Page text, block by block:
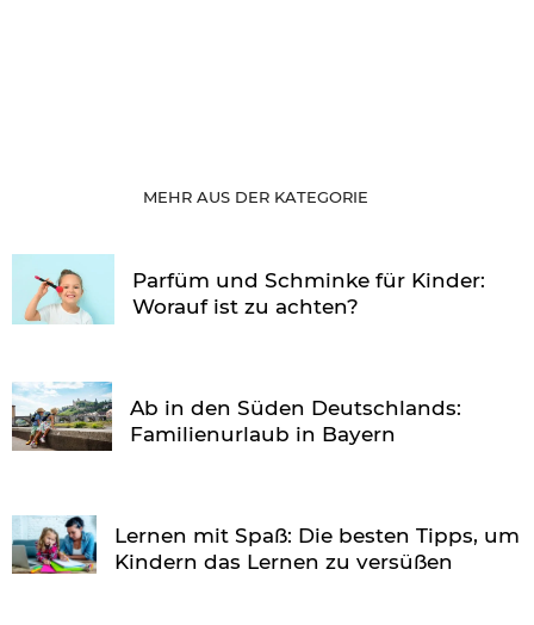
MEHR AUS DER KATEGORIE
Parfüm und Schminke für Kinder:
Worauf ist zu achten?
Ab in den Süden Deutschlands:
Familienurlaub in Bayern
Lernen mit Spaß: Die besten Tipps, um
Kindern das Lernen zu versüßen